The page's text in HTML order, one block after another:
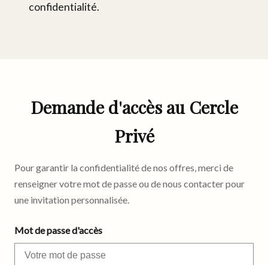
confidentialité.
Demande d'accès au Cercle
Privé
Pour garantir la confidentialité de nos offres, merci de
renseigner votre mot de passe ou de nous contacter pour
une invitation personnalisée.
Mot de passe d'accès